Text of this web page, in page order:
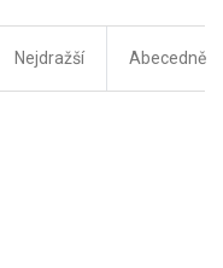
Nejdražší Abecedně